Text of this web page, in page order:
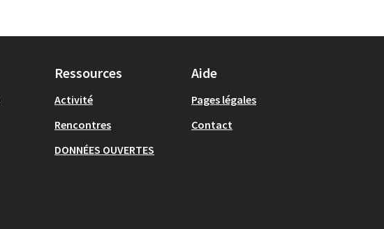
Ressources
Activité
Rencontres
DONNÉES OUVERTES
Aide
Pages légales
Contact